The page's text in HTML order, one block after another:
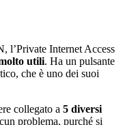
l’Private Internet Access
utili. Ha un pulsante
che è uno dei suoi
collegato a 5 diversi
problema, purché si